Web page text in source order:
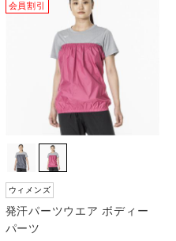
会員割引
ウィメンズ
発汗パーツウエア ボディー
パーツ